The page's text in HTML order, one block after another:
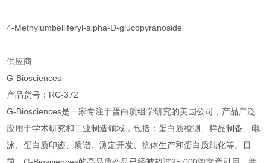
4-Methylumbelliferyl-alpha-D-glucopyranoside
供应商
G-Biosciences
产品货号：RC-372
G-Biosciences是一家专注于蛋白质组学研究的美国公司，产品广泛
应用于学术研究和工业制造领域，包括：蛋白质检测、样品制备、电
泳、蛋白质印迹、质谱、测定开发、抗体生产和蛋白质纯化等。目